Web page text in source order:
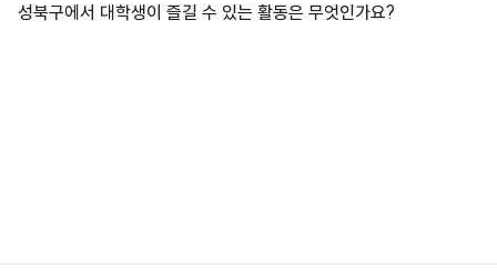
성북구에서 대학생이 즐길 수 있는 활동은 무엇인가요?